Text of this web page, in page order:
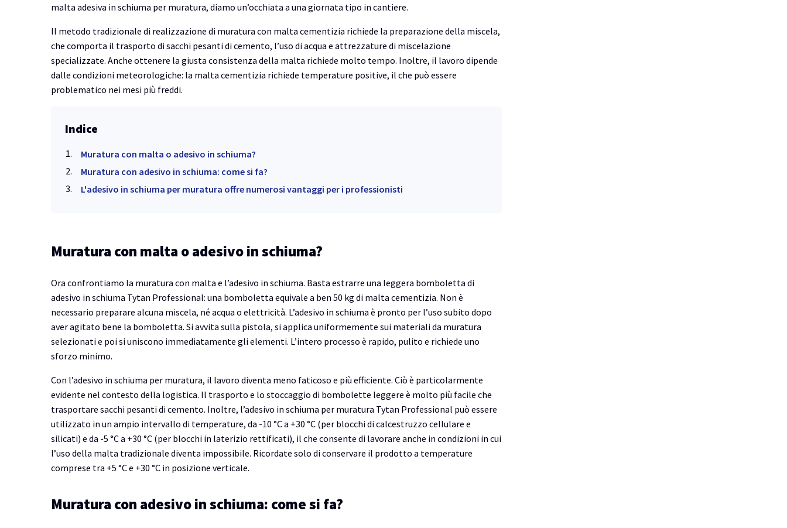
malta adesiva in schiuma per muratura, diamo un’occhiata a una giornata tipo in cantiere.
Il metodo tradizionale di realizzazione di muratura con malta cementizia richiede la preparazione della miscela,
che comporta il trasporto di sacchi pesanti di cemento, l’uso di acqua e attrezzature di miscelazione
specializzate. Anche ottenere la giusta consistenza della malta richiede molto tempo. Inoltre, il lavoro dipende
dalle condizioni meteorologiche: la malta cementizia richiede temperature positive, il che può essere
problematico nei mesi più freddi.
Indice
Muratura con malta o adesivo in schiuma?
Muratura con adesivo in schiuma: come si fa?
L'adesivo in schiuma per muratura offre numerosi vantaggi per i professionisti
Muratura con malta o adesivo in schiuma?
Ora confrontiamo la muratura con malta e l’adesivo in schiuma. Basta estrarre una leggera bomboletta di
adesivo in schiuma Tytan Professional: una bomboletta equivale a ben 50 kg di malta cementizia. Non è
necessario preparare alcuna miscela, né acqua o elettricità. L’adesivo in schiuma è pronto per l’uso subito dopo
aver agitato bene la bomboletta. Si avvita sulla pistola, si applica uniformemente sui materiali da muratura
selezionati e poi si uniscono immediatamente gli elementi. L’intero processo è rapido, pulito e richiede uno
sforzo minimo.
Con l’adesivo in schiuma per muratura, il lavoro diventa meno faticoso e più efficiente. Ciò è particolarmente
evidente nel contesto della logistica. Il trasporto e lo stoccaggio di bombolette leggere è molto più facile che
trasportare sacchi pesanti di cemento. Inoltre, l’adesivo in schiuma per muratura Tytan Professional può essere
utilizzato in un ampio intervallo di temperature, da -10 °C a +30 °C (per blocchi di calcestruzzo cellulare e
silicati) e da -5 °C a +30 °C (per blocchi in laterizio rettificati), il che consente di lavorare anche in condizioni in cui
l’uso della malta tradizionale diventa impossibile. Ricordate solo di conservare il prodotto a temperature
comprese tra +5 °C e +30 °C in posizione verticale.
Muratura con adesivo in schiuma: come si fa?